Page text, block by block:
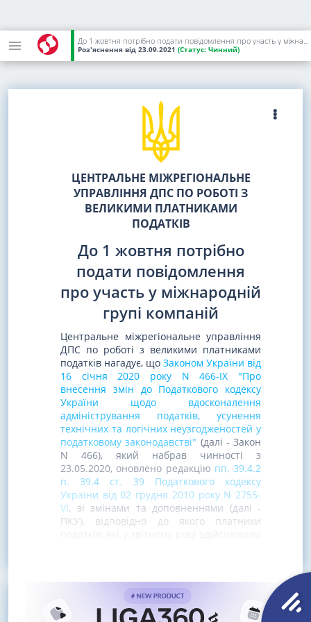
До 1 жовтня потрібно подати повідомлення про участь у міжнародній групі компаній
Роз'яснення від 23.09.2021 (Статус: Чинний)
ЦЕНТРАЛЬНЕ МІЖРЕГІОНАЛЬНЕ
УПРАВЛІННЯ ДПС ПО РОБОТІ З
ВЕЛИКИМИ ПЛАТНИКАМИ
ПОДАТКІВ
До 1 жовтня потрібно
подати повідомлення
про участь у міжнародній
групі компаній
Центральне міжрегіональне управління
ДПС по роботі з великими платниками
податків нагадує, що Законом України від
16 січня 2020 року N 466-IX "Про
внесення змін до Податкового кодексу
України щодо вдосконалення
адміністрування податків, усунення
технічних та логічних неузгодженостей у
податковому законодавстві" (далі - Закон
N 466), який набрав чинності з
23.05.2020, оновлено редакцію пп. 39.4.2
п. 39.4 ст. 39 Податкового кодексу
України від 02 грудня 2010 року N 2755-
VI, зі змінами та доповненнями (далі -
ПКУ), відповідно до якого платники